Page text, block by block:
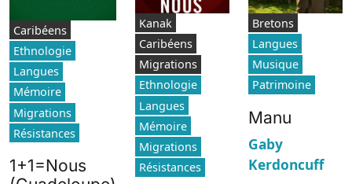
Caribéens
Ethnologie
Langues
Mémoire
Migrations
Résistances
1+1=Nous
Kanak
Caribéens
Migrations
Ethnologie
Langues
Mémoire
Migrations
Résistances
Bretons
Langues
Musique
Patrimoine
Manu
Gaby
Kerdoncuff